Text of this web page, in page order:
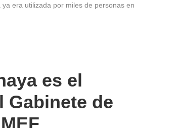
era utilizada por miles de personas en
es el
Gabinete de